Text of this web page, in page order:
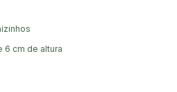
6 cm de altura